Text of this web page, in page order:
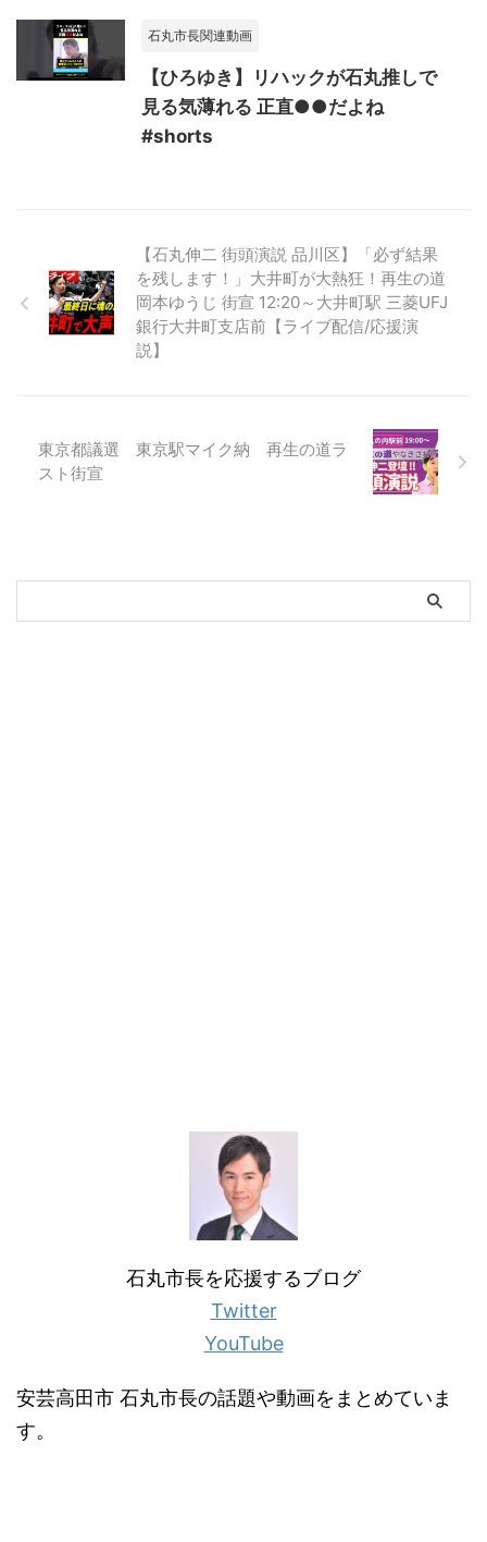
石丸市長関連動画
【ひろゆき】リハックが石丸推しで
見る気薄れる 正直●●だよね
#shorts
【石丸伸二 街頭演説 品川区】「必ず結果
を残します！」大井町が大熱狂！再生の道
岡本ゆうじ 街宣 12:20～大井町駅 三菱UFJ
銀行大井町支店前【ライブ配信/応援演
説】
東京都議選 東京駅マイク納 再生の道ラ
スト街宣
石丸市長を応援するブログ
Twitter
YouTube
安芸高田市 石丸市長の話題や動画をまとめていま
す。